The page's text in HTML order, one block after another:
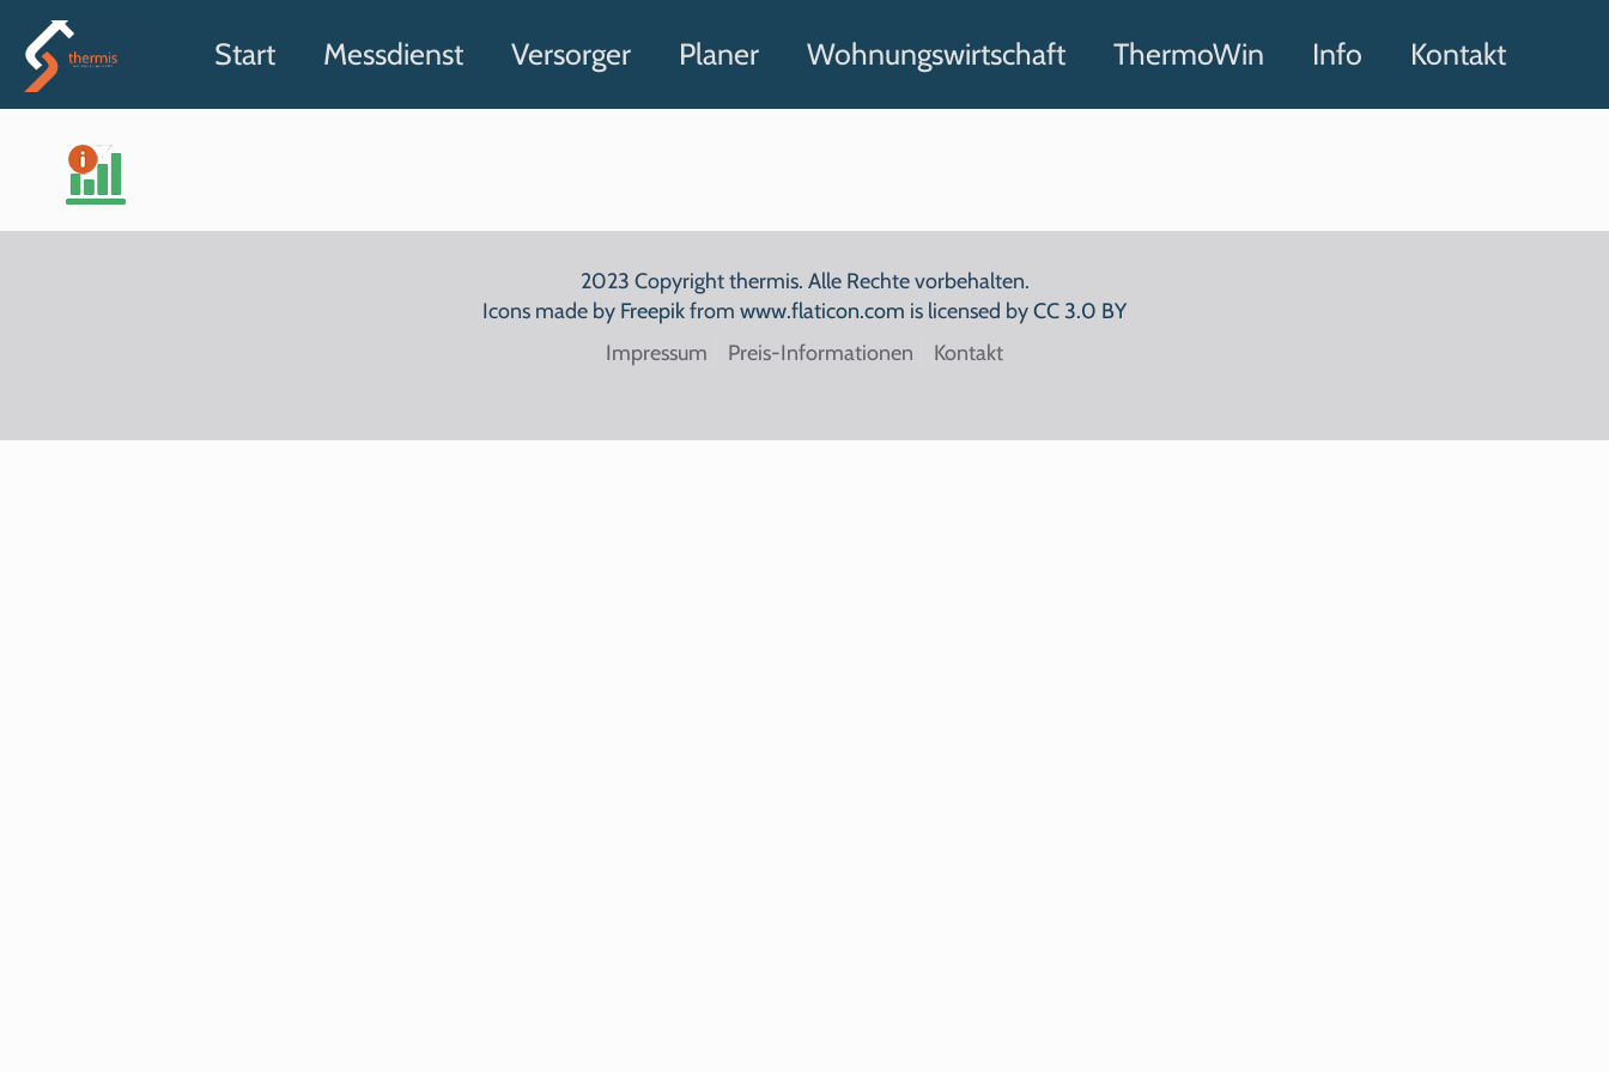
Start Messdienst Versorger Planer Wohnungswirtschaft ThermoWin Info Kontakt
2023 Copyright thermis. Alle Rechte vorbehalten.
Icons made by Freepikfrom www.flaticon.com is licensed byCC 3.0 BY
Impressum
Preis-Informationen Kontakt